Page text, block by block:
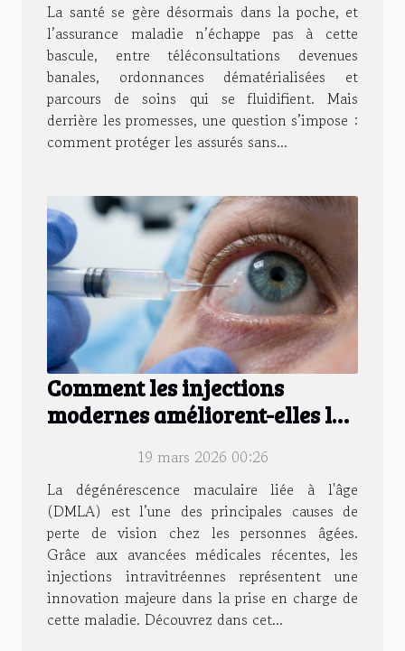
La santé se gère désormais dans la poche, et
l’assurance maladie n’échappe pas à cette
bascule, entre téléconsultations devenues
banales, ordonnances dématérialisées et
parcours de soins qui se fluidifient. Mais
derrière les promesses, une question s’impose :
comment protéger les assurés sans...
Comment les injections
modernes améliorent-elles la
19 mars 2026 00:26
La dégénérescence maculaire liée à l'âge
(DMLA) est l’une des principales causes de
perte de vision chez les personnes âgées.
Grâce aux avancées médicales récentes, les
injections intravitréennes représentent une
innovation majeure dans la prise en charge de
cette maladie. Découvrez dans cet...